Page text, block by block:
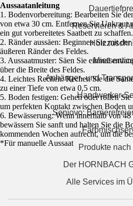
Aussaatanleitung
1. Bodenvorbereitung: Bearbeiten Sie
von etwa 30 cm. Entfernen Sie Unkraut
ein gut vorbereitetes Saatbett zu schaffen.
2. Ränder aussäen: Beginnen Sie mit
äußeren Ränder des Feldes.
3. Aussaatmuster: Säen Sie einmal
über die Breite des Feldes.
4. Leichtes Rechen: Rechen Sie die
zu einer Tiefe von etwa 0,5 cm.
5. Boden festigen: Gehen oder rollen Sie
um perfekten Kontakt zwischen Boden
6. Bewässerung: Wenn innerhalb von
bewässern Sie sanft und halten Sie die
kommenden Wochen aufrecht, um die
*Für manuelle Aussaat
Reservieren &
Anhänger- und
Handwerker-
Seniovo:
Produkte nach
Der HORNBACH
Alle Services im